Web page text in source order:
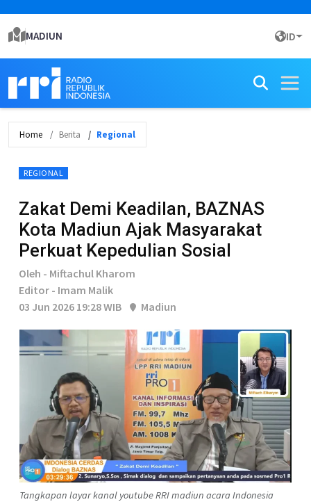
MADIUN ID
Home Berita Regional
REGIONAL
Zakat Demi Keadilan, BAZNAS
Kota Madiun Ajak Masyarakat
Perkuat Kepedulian Sosial
Oleh - Miftachul Kharom
Editor - Imam Malik
03 Jun 2026 19:28 WIB
Madiun
Tangkapan layar kanal youtube RRI madiun acara Indonesia